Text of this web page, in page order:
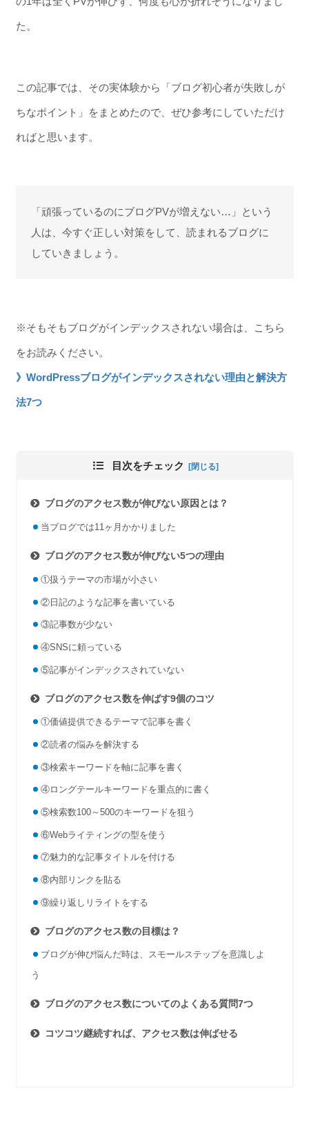
た。
この記事では、その実体験から「ブログ初心者が失敗しが
ちなポイント」をまとめたので、ぜひ参考にしていただけ
ればと思います。
「頑張っているのにブログPVが増えない…」という
人は、今すぐ正しい対策をして、読まれるブログに
していきましょう。
※そもそもブログがインデックスされない場合は、こちら
をお読みください。
》WordPressブログがインデックスされない理由と解決方
法7つ
目次をチェック
ブログのアクセス数が伸びない原因とは？
当ブログでは11ヶ月かかりました
ブログのアクセス数が伸びない5つの理由
①扱うテーマの市場が小さい
②日記のような記事を書いている
③記事数が少ない
④SNSに頼っている
⑤記事がインデックスされていない
ブログのアクセス数を伸ばす9個のコツ
①価値提供できるテーマで記事を書く
②読者の悩みを解決する
③検索キーワードを軸に記事を書く
④ロングテールキーワードを重点的に書く
⑤検索数100～500のキーワードを狙う
⑥Webライティングの型を使う
⑦魅力的な記事タイトルを付ける
⑧内部リンクを貼る
⑨繰り返しリライトをする
ブログのアクセス数の目標は？
ブログが伸び悩んだ時は、スモールステップを意識しよ
う
ブログのアクセス数についてのよくある質問7つ
コツコツ継続すれば、アクセス数は伸ばせる